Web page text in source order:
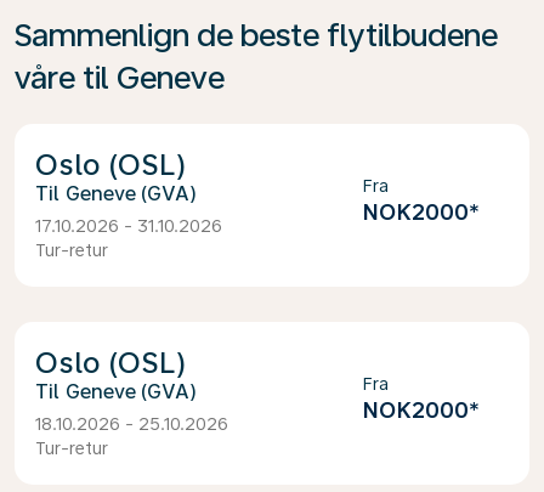
Sammenlign de beste flytilbudene
våre til Geneve
Oslo (OSL)
Geneve (GVA)
17.10.2026 - 31.10.2026
Tur-retur
Fra
NOK2000*
Oslo (OSL)
Geneve (GVA)
18.10.2026 - 25.10.2026
Tur-retur
Fra
NOK2000*